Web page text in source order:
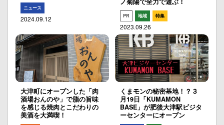
ニュース
2024.09.12 PR 地域 特集
2023.09.26
大津町にオープンした「肉
酒場おんのや」で脂の旨味
を感じる焼肉とこだわりの
美酒を大満喫！
くまモンの秘密基地！？３
月19日「KUMAMON
BASE」が肥後大津駅ビジタ
ーセンターにオープン